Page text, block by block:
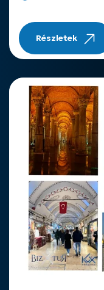
Részletek